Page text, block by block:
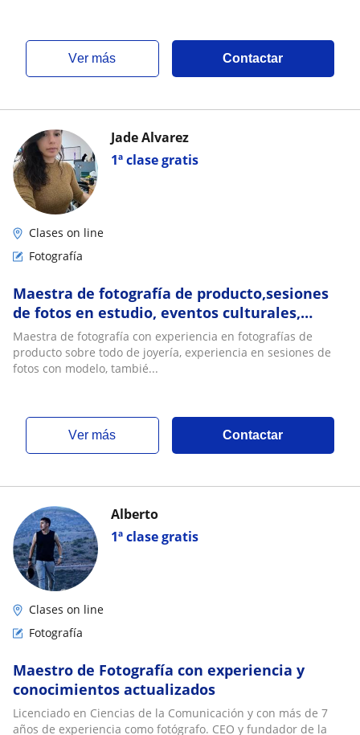
ver más Contactar
1ª clase gratis
Jade Alvarez
Clases on line
Fotografía
Maestra de fotografía de producto,sesiones
de fotos en estudio, eventos culturales,
deportivos
Maestra de fotografía con experiencia en fotografías de
producto sobre todo de joyería, experiencia en sesiones de
fotos con modelo, tambié...
ver más Contactar
1ª clase gratis
Alberto
Clases on line
Fotografía
Maestro de Fotografía con experiencia y
conocimientos actualizados
Licenciado en Ciencias de la Comunicación y con más de 7
años de experiencia como fotógrafo. CEO y fundador de la